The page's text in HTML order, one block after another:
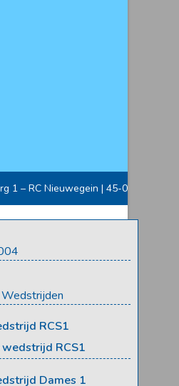
1 – RC Nieuwegein | 45-0
Wedstrijden
RCS1
RCS1
Dames 1